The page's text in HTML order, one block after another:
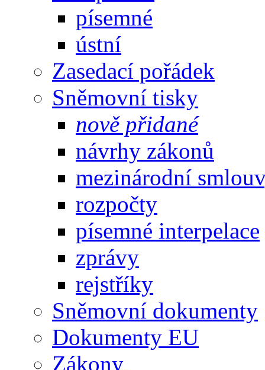
písemné
ústní
Zasedací pořádek
Sněmovní tisky
nově přidané
návrhy zákonů
mezinárodní
rozpočty
písemné interpelace
zprávy
rejstříky
Sněmovní dokumenty
Dokumenty EU
Zákony